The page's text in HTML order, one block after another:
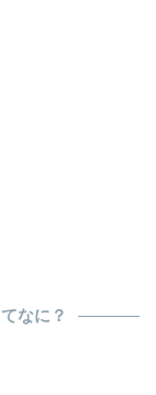
なに？